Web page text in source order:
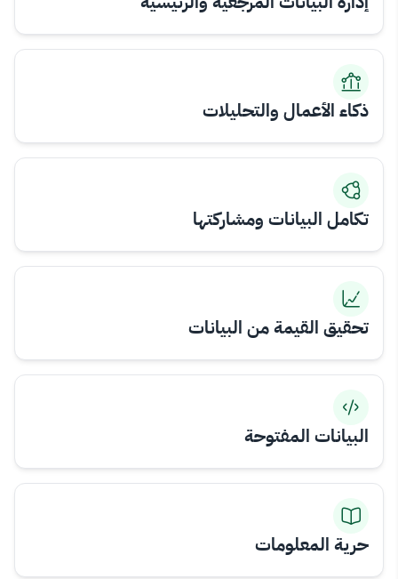
ذكاء الأعمال والتحليلات
تكامل البيانات ومشاركتها
تحقيق القيمة من البيانات
البيانات المفتوحة
حرية المعلومات